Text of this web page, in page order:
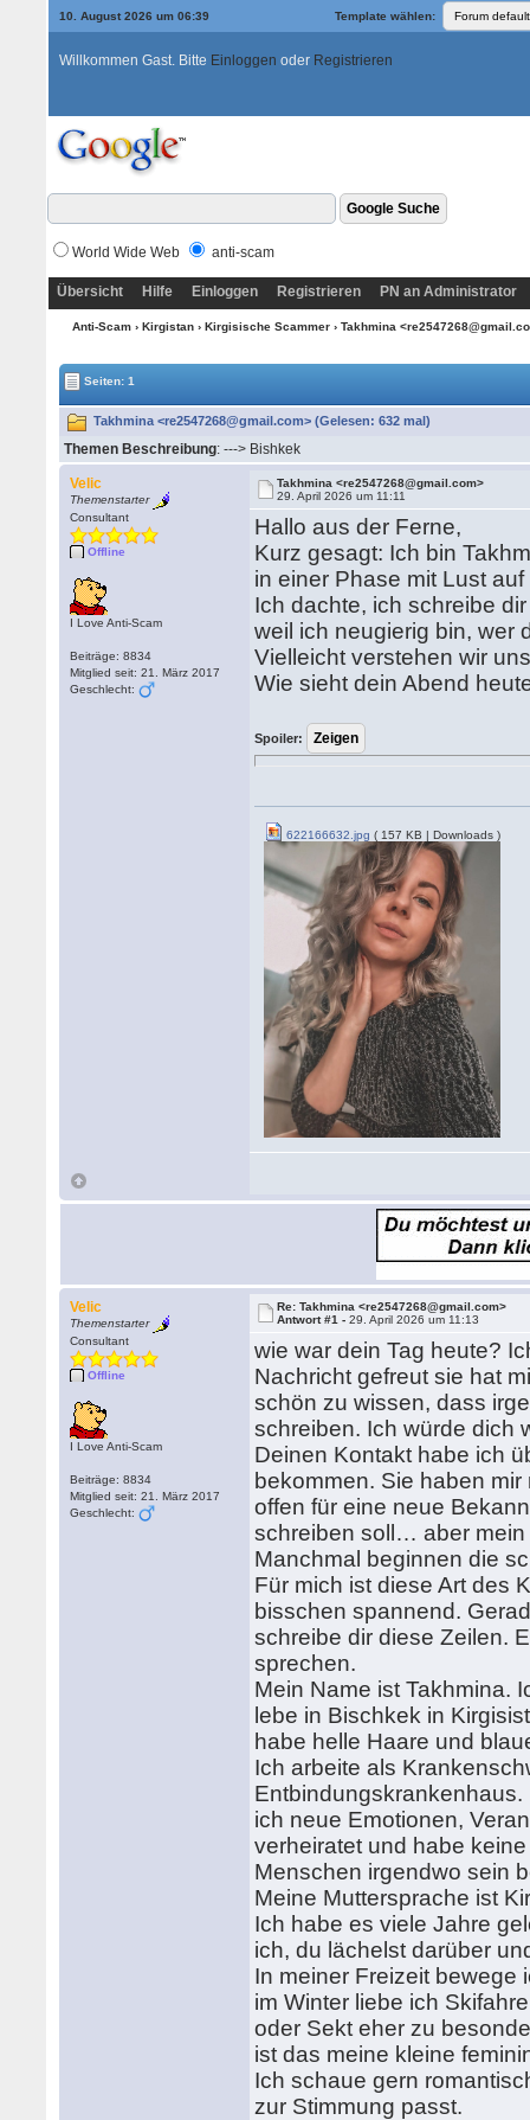
10. August 2026 um 06:39 Template wählen:
Willkommen Gast. Bitte Einloggen oder Registrieren
World Wide Web anti-scam
Übersicht Hilfe Einloggen Registrieren PN an Administrator
Anti-Scam› Kirgistan› Kirgisische Scammer› Takhmina
Seiten: 1
Takhmina <re2547268@gmail.com> (Gelesen: 632 mal)
Themen Beschreibung: ---> Bishkek
Velic
Themenstarter
Consultant
Offline
I Love Anti-Scam
Beiträge: 8834
Mitglied seit: 21. März 2017
Geschlecht:
Takhmina <re2547268@gmail.com>
29. April 2026 um 11:11
Hallo aus der Ferne,
Kurz gesagt: Ich bin
in einer Phase mit Lust
Ich dachte, ich schreibe
weil ich neugierig bin, wer
Vielleicht verstehen wir
Wie sieht dein Abend
Spoiler:
622166632.jpg ( 157 KB | Downloads )
Velic
Themenstarter
Consultant
Offline
I Love Anti-Scam
Beiträge: 8834
Mitglied seit: 21. März 2017
Geschlecht:
Re: Takhmina <re2547268@gmail.com>
Antwort #1 -29. April 2026 um 11:13
wie war dein Tag heute?
Nachricht gefreut sie hat
schön zu wissen, dass
schreiben. Ich würde dich
Deinen Kontakt habe ich
bekommen. Sie haben
offen für eine neue
schreiben soll… aber mein
Manchmal beginnen die
Für mich ist diese Art des
bisschen spannend.
schreibe dir diese Zeilen.
sprechen.
Mein Name ist Takhmina.
lebe in Bischkek in
habe helle Haare und
Ich arbeite als
ich neue Emotionen,
verheiratet und habe
Menschen irgendwo sein
Meine Muttersprache ist
Ich habe es viele Jahre
ich, du lächelst darüber
In meiner Freizeit bewege
im Winter liebe ich
oder Sekt eher zu
ist das meine kleine
Ich schaue gern
zur Stimmung passt.